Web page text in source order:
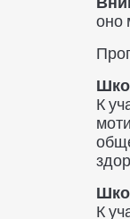
оно
К
К